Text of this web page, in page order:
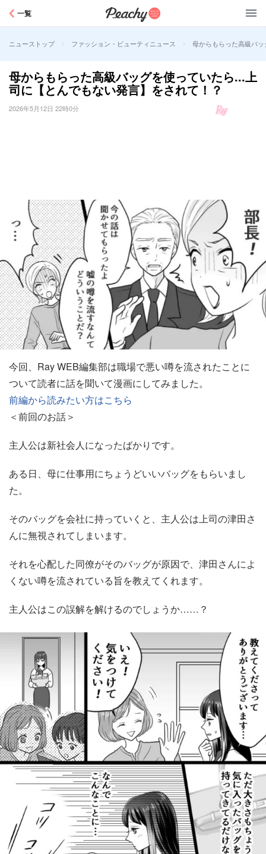
一覧
ニューストップ > ファッション・ビューティニュース > 母からもらった高級バ
母からもらった高級バッグを使っていたら...上
司に【とんでもない発言】をされて！？
2026年5月12日 22時0分
今回、Ray WEB編集部は職場で悪い噂を流されたことに
ついて読者に話を聞いて漫画にしてみました。
前編から読みたい方はこちら
＜前回のお話＞
主人公は新社会人になったばかりです。
ある日、母に仕事用にちょうどいいバッグをもらいまし
た。
そのバッグを会社に持っていくと、主人公は上司の津田さ
んに無視されてしまいます。
それを心配した同僚がそのバッグが原因で、津田さんによ
くない噂を流されている旨を教えてくれます。
主人公はこの誤解を解けるのでしょうか……？